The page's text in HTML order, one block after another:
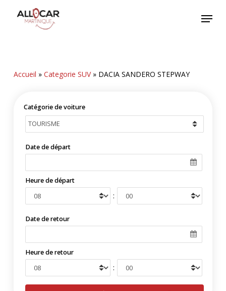
Menu
Accueil » Categorie SUV» DACIA SANDERO STEPWAY
Catégorie de voiture
Date de départ
Heure de départ
:
Date de retour
Heure de retour
: